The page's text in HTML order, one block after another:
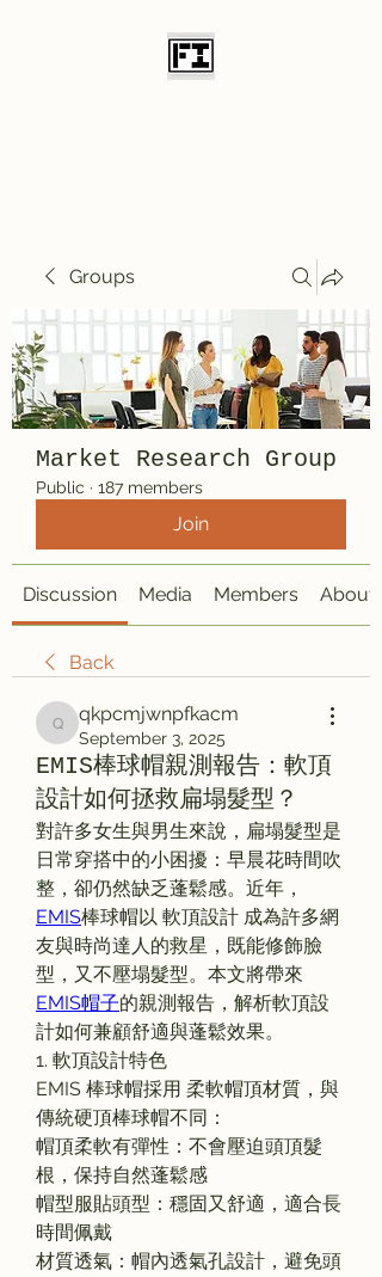
Groups
Market Research Group
Public · 187 members
Join
Discussion Media Members About
Back
qkpcmjwnpfkacm
qkpcmjwnpfkacm
September 3, 2025
EMIS棒球帽親測報告：軟頂
設計如何拯救扁塌髮型？
對許多女生與男生來說，扁塌髮型是
日常穿搭中的小困擾：早晨花時間吹
整，卻仍然缺乏蓬鬆感。近年，
EMIS棒球帽以 軟頂設計 成為許多網
友與時尚達人的救星，既能修飾臉
EMIS帽子的親測報告，解析軟頂設
計如何兼顧舒適與蓬鬆效果。
1. 軟頂設計特色
EMIS 棒球帽採用 柔軟帽頂材質，與
傳統硬頂棒球帽不同：
帽頂柔軟有彈性：不會壓迫頭頂髮
根，保持自然蓬鬆感
帽型服貼頭型：穩固又舒適，適合長
時間佩戴
材質透氣：帽內透氣孔設計，避免頭